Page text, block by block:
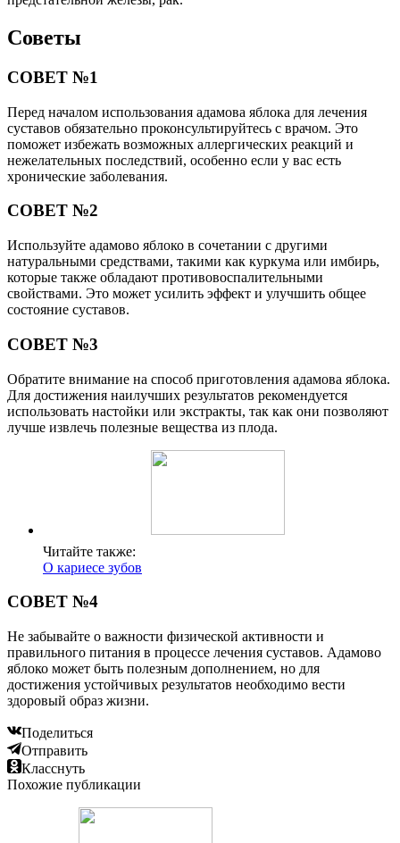
Советы
СОВЕТ №1
Перед началом использования адамова яблока для лечения
суставов обязательно проконсультируйтесь с врачом. Это
поможет избежать возможных аллергических реакций и
нежелательных последствий, особенно если у вас есть
хронические заболевания.
СОВЕТ №2
Используйте адамово яблоко в сочетании с другими
натуральными средствами, такими как куркума или имбирь,
которые также обладают противовоспалительными
свойствами. Это может усилить эффект и улучшить общее
состояние суставов.
СОВЕТ №3
Обратите внимание на способ приготовления адамова яблока.
Для достижения наилучших результатов рекомендуется
использовать настойки или экстракты, так как они позволяют
лучше извлечь полезные вещества из плода.
Читайте также:
О кариесе зубов
СОВЕТ №4
Не забывайте о важности физической активности и
правильного питания в процессе лечения суставов. Адамово
яблоко может быть полезным дополнением, но для
достижения устойчивых результатов необходимо вести
здоровый образ жизни.
Поделиться
Отправить
Класснуть
Похожие публикации